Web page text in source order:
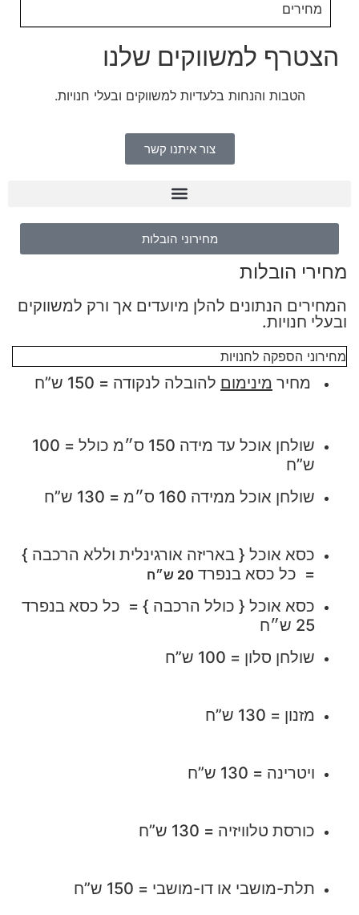
מחירים
הצטרף למשווקים שלנו
הטבות והנחות בלעדיות למשווקים ובעלי חנויות.​
צור איתנו קשר
מחירוני הובלות
מחירי הובלות
המחירים הנתונים להלן מיועדים אך ורק למשווקים
ובעלי חנויות.
מחירוני הספקה לחנויות
מחיר מינימום להובלה לנקודה = 150 ש”ח
שולחן אוכל עד מידה 150 ס״מ כולל = 100
ש”ח
שולחן אוכל ממידה 160 ס״מ = 130 ש”ח
כסא אוכל { באריזה אורגינלית וללא הרכבה }
= כל כסא בנפרד 20 ש״ח
כסא אוכל { כולל הרכבה } = כל כסא בנפרד
25 ש״ח
שולחן סלון = 100 ש”ח
מזנון = 130 ש”ח
ויטרינה = 130 ש”ח
כורסת טלוויזיה = 130 ש”ח
תלת-מושבי או דו-מושבי = 150 ש”ח